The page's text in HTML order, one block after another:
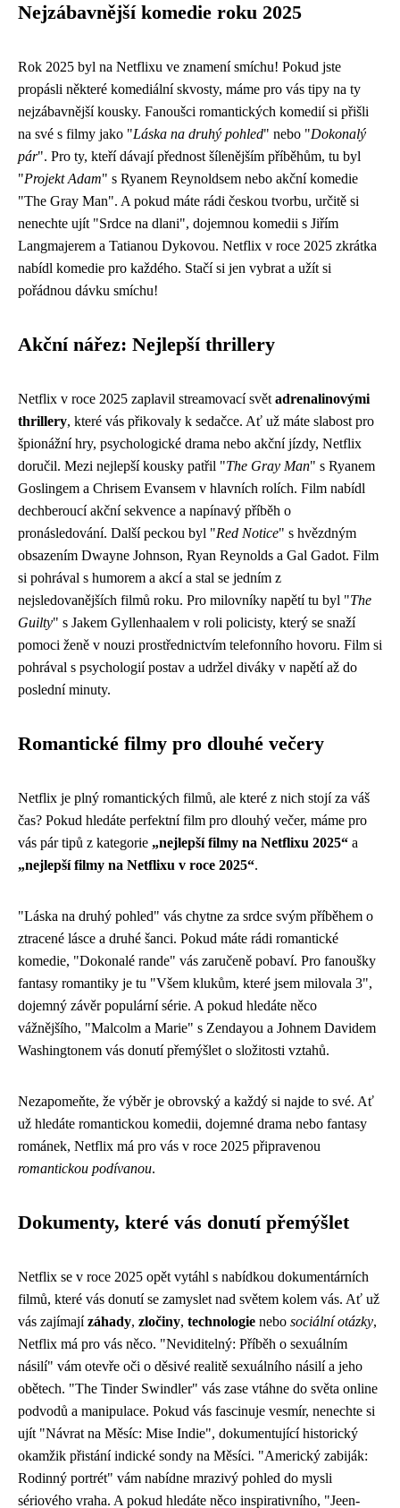
Nejzábavnější komedie roku 2025
Rok 2025 byl na Netflixu ve znamení smíchu! Pokud jste
propásli některé komediální skvosty, máme pro vás tipy na ty
nejzábavnější kousky. Fanoušci romantických komedií si přišli
na své s filmy jako "Láska na druhý pohled" nebo "Dokonalý
pár". Pro ty, kteří dávají přednost šílenějším příběhům, tu byl
"Projekt Adam" s Ryanem Reynoldsem nebo akční komedie
"The Gray Man". A pokud máte rádi českou tvorbu, určitě si
nenechte ujít "Srdce na dlani", dojemnou komedii s Jiřím
Langmajerem a Tatianou Dykovou. Netflix v roce 2025 zkrátka
nabídl komedie pro každého. Stačí si jen vybrat a užít si
pořádnou dávku smíchu!
Akční nářez: Nejlepší thrillery
Netflix v roce 2025 zaplavil streamovací svět adrenalinovými
thrillery, které vás přikovaly k sedačce. Ať už máte slabost pro
špionážní hry, psychologické drama nebo akční jízdy, Netflix
doručil. Mezi nejlepší kousky patřil "The Gray Man" s Ryanem
Goslingem a Chrisem Evansem v hlavních rolích. Film nabídl
dechberoucí akční sekvence a napínavý příběh o
pronásledování. Další peckou byl "Red Notice" s hvězdným
obsazením Dwayne Johnson, Ryan Reynolds a Gal Gadot. Film
si pohrával s humorem a akcí a stal se jedním z
nejsledovanějších filmů roku. Pro milovníky napětí tu byl "The
Guilty" s Jakem Gyllenhaalem v roli policisty, který se snaží
pomoci ženě v nouzi prostřednictvím telefonního hovoru. Film si
pohrával s psychologií postav a udržel diváky v napětí až do
poslední minuty.
Romantické filmy pro dlouhé večery
Netflix je plný romantických filmů, ale které z nich stojí za váš
čas? Pokud hledáte perfektní film pro dlouhý večer, máme pro
vás pár tipů z kategorie „nejlepší filmy na Netflixu 2025“ a
„nejlepší filmy na Netflixu v roce 2025“.
"Láska na druhý pohled" vás chytne za srdce svým příběhem o
ztracené lásce a druhé šanci. Pokud máte rádi romantické
komedie, "Dokonalé rande" vás zaručeně pobaví. Pro fanoušky
fantasy romantiky je tu "Všem klukům, které jsem milovala 3",
dojemný závěr populární série. A pokud hledáte něco
vážnějšího, "Malcolm a Marie" s Zendayou a Johnem Davidem
Washingtonem vás donutí přemýšlet o složitosti vztahů.
Nezapomeňte, že výběr je obrovský a každý si najde to své. Ať
už hledáte romantickou komedii, dojemné drama nebo fantasy
románek, Netflix má pro vás v roce 2025 připravenou
romantickou podívanou.
Dokumenty, které vás donutí přemýšlet
Netflix se v roce 2025 opět vytáhl s nabídkou dokumentárních
filmů, které vás donutí se zamyslet nad světem kolem vás. Ať už
vás zajímajízáhady, zločiny, technologie nebo sociální otázky,
Netflix má pro vás něco. "Neviditelný: Příběh o sexuálním
násilí" vám otevře oči o děsivé realitě sexuálního násilí a jeho
obětech. "The Tinder Swindler" vás zase vtáhne do světa online
podvodů a manipulace. Pokud vás fascinuje vesmír, nenechte si
ujít "Návrat na Měsíc: Mise Indie", dokumentující historický
okamžik přistání indické sondy na Měsíci. "Americký zabiják:
Rodinný portrét" vám nabídne mrazivý pohled do mysli
sériového vraha. A pokud hledáte něco inspirativního, "Jeen-